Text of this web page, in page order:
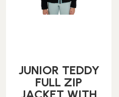
JUNIOR TEDDY
FULL ZIP